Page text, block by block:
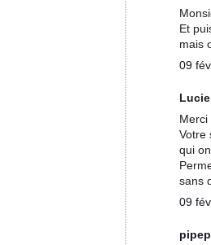
Et
mais
09
Merci
Votre
qui
sans
09